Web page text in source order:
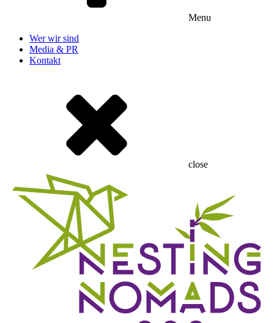
Menu
Wer wir sind
Media & PR
Kontakt
close